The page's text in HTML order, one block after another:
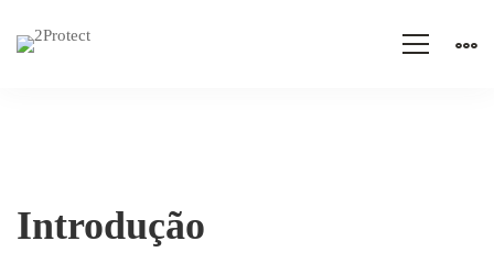
Política
Introdução